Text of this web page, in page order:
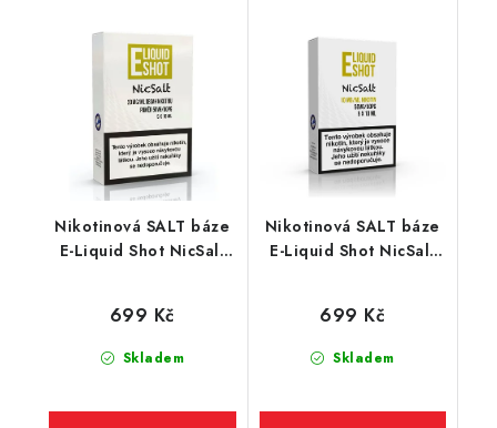
Nikotinová SALT báze
E-Liquid Shot NicSalt
Skladem
699 Kč
Nikotinová SALT báze
E-Liquid Shot NicSalt
Skladem
699 Kč